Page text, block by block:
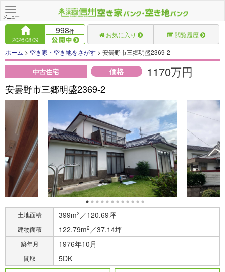
Toggle
navigation
メニュー
2026.08.09
998件 お気に入り 閲覧履歴
ホーム > 空き家・空き地をさがす > 安曇野市三郷明盛2369-2
中古住宅 価格 1170万円
安曇野市三郷明盛2369-2
土地面積 399m2 ／120.69坪
建物面積 122.79m2 ／37.14坪
築年月 1976年10月
間取 5DK